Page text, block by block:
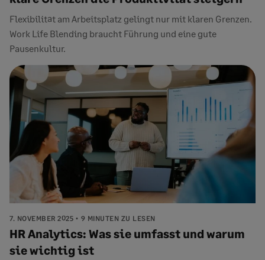
Flexibilität am Arbeitsplatz gelingt nur mit klaren Grenzen.
Work Life Blending braucht Führung und eine gute
Pausenkultur.
7. NOVEMBER 2025 9 MINUTEN ZU LESEN
HR Analytics: Was sie umfasst und warum
sie wichtig ist